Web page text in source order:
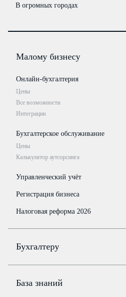
В огромных городах
Малому бизнесу
Онлайн-бухгалтерия
Цены
Все возможности
Интеграции
Бухгалтерское обслуживание
Цены
Калькулятор аутсорсинга
Управленческий учёт
Регистрация бизнеса
Налоговая реформа 2026
Бухгалтеру
Цены
База знаний